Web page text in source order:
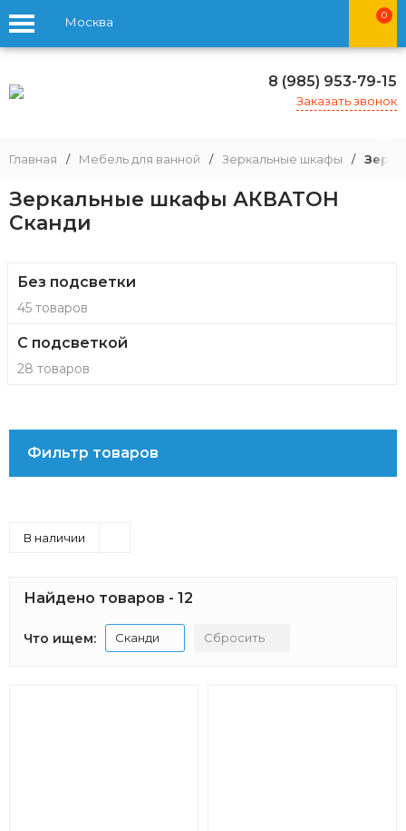
Москва 0
8 (985) 953-79-15
Заказать звонок
Главная / Мебель для ванной / Зеркальные шкафы /
Зеркальные шкафы АКВАТОН
Сканди
Без подсветки
45 товаров
С подсветкой
28 товаров
Фильтр товаров
В наличии
Найдено товаров - 12
Что ищем: Сканди Сбросить